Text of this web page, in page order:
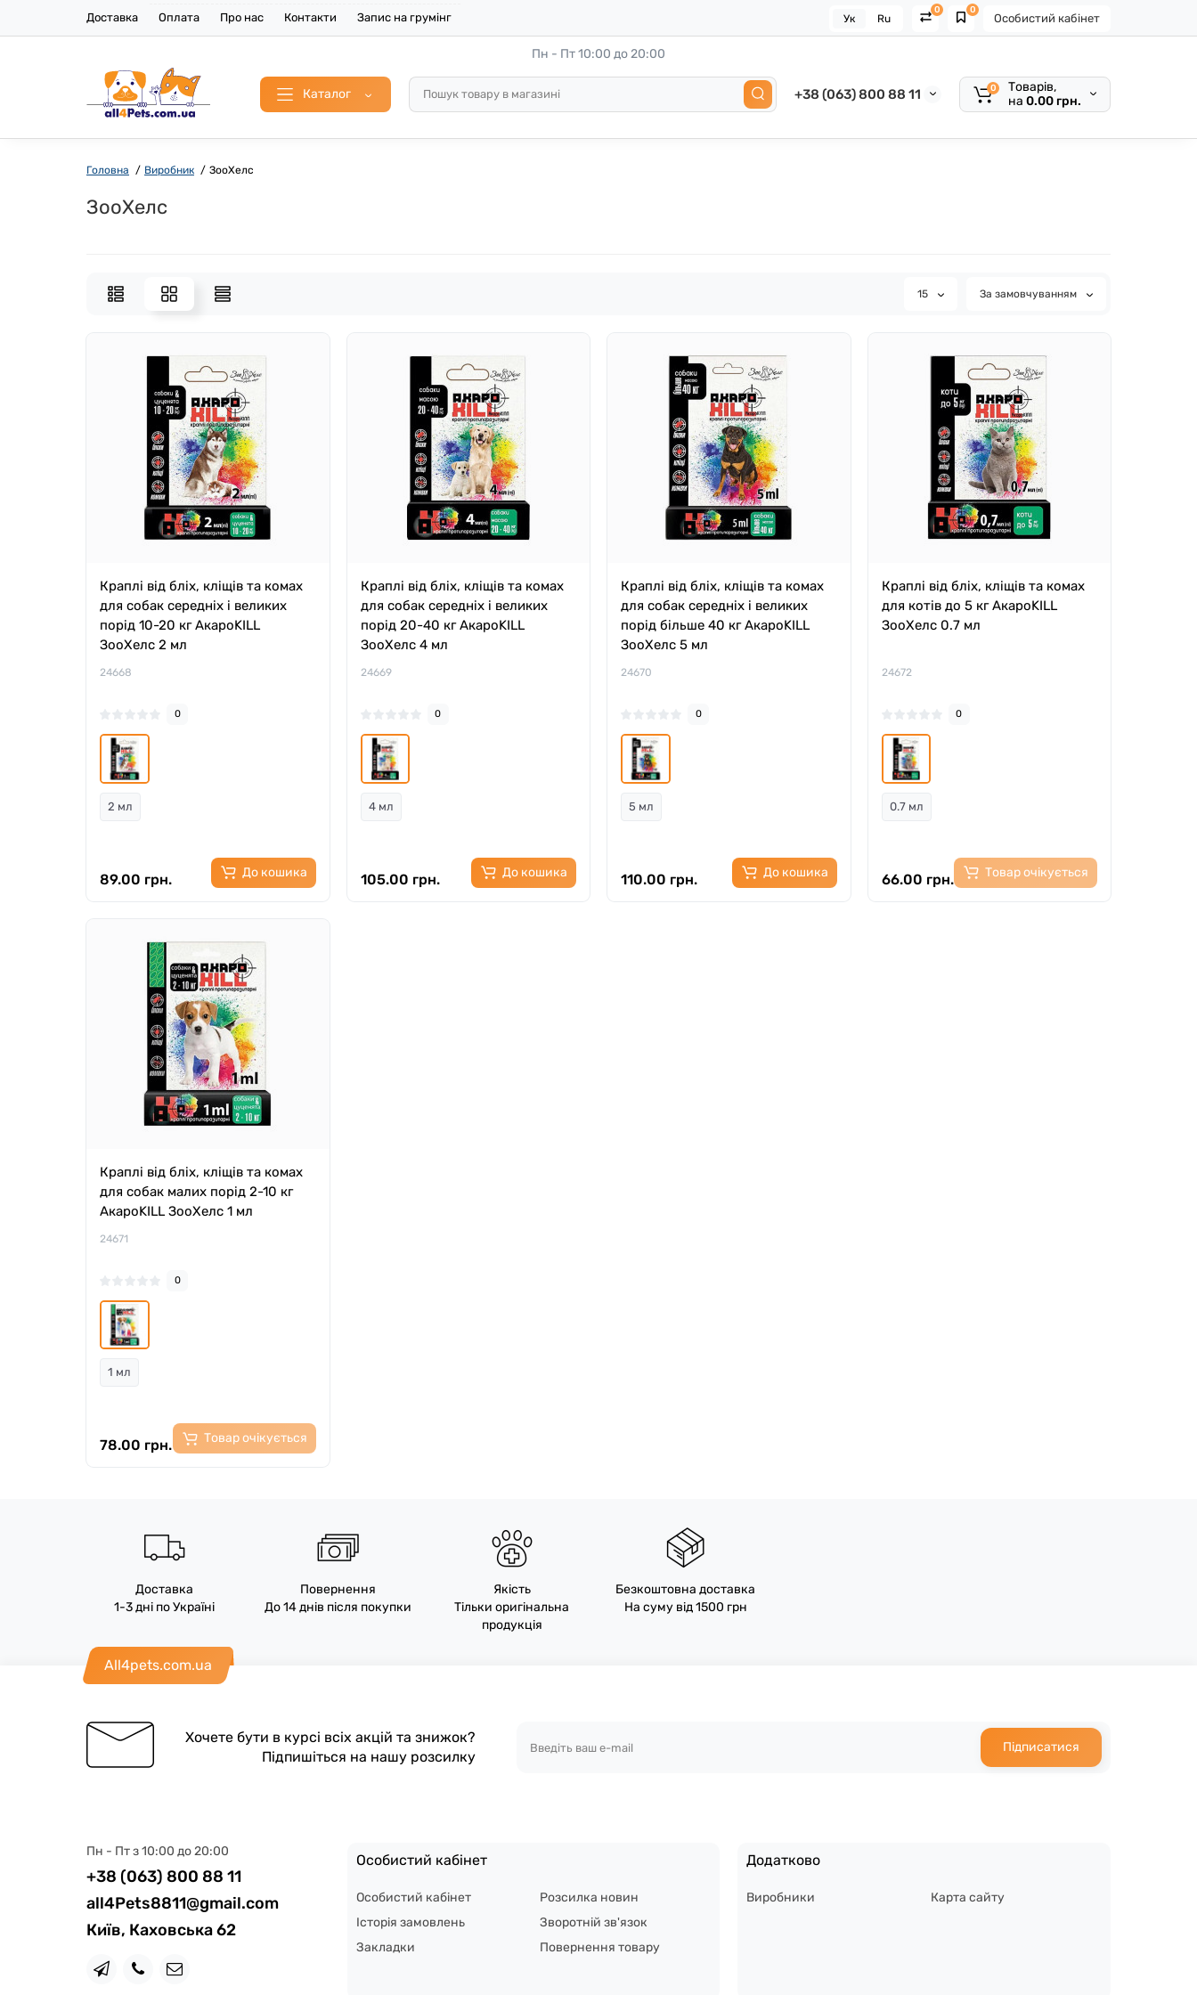
Доставка Оплата Про нас Контакти Запис на грумінг Особистий кабінет
0
0
Ук Ru
Каталог
Пн - Пт 10:00 до 20:00
+38 (063) 800 88 11 0
Товарів,
на 0.00 грн.
Головна Виробник ЗооХелс
ЗооХелс
15 За замовчуванням
Краплі від бліх, кліщів та комах
для собак середніх і великих
порід 10-20 кг АкароKILL
ЗооХелс 2 мл
24668
0
2 мл
89.00 грн. До кошика
Краплі від бліх, кліщів та комах
для собак середніх і великих
порід 20-40 кг АкароKILL
ЗооХелс 4 мл
24669
0
4 мл
105.00 грн. До кошика
Краплі від бліх, кліщів та комах
для собак середніх і великих
порід більше 40 кг АкароKILL
ЗооХелс 5 мл
24670
0
5 мл
110.00 грн. До кошика
Краплі від бліх, кліщів та комах
для котів до 5 кг АкароKILL
ЗооХелс 0.7 мл
24672
0
0.7 мл
66.00 грн. Товар очікується
Краплі від бліх, кліщів та комах
для собак малих порід 2-10 кг
АкароKILL ЗооХелс 1 мл
24671
0
1 мл
78.00 грн. Товар очікується
Доставка
1-3 дні по Україні
Повернення
До 14 днів після покупки
Якість
Тільки оригінальна
продукція
Безкоштовна доставка
На суму від 1500 грн
All4pets.com.ua
Хочете бути в курсі всіх акцій та знижок?
Підпишіться на нашу розсилку
Підписатися
Пн - Пт з 10:00 до 20:00
+38 (063) 800 88 11
all4Pets8811@gmail.com
Київ, Каховська 62
Особистий кабінет
Особистий кабінет
Історія замовлень
Закладки
Розсилка новин
Зворотній зв'язок
Повернення товару
Додатково
Виробники Карта сайту